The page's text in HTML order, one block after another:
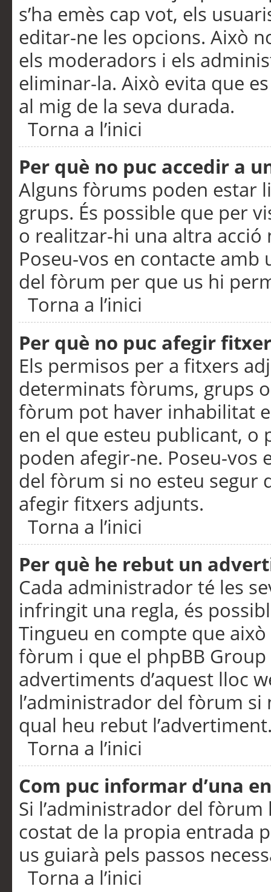
s’ha emès cap vot, els
editar-ne les opcions. Això
els moderadors i els
eliminar-la. Això evita que
al mig de la seva durada.
Torna a l’inici
Per què no puc accedir a
Alguns fòrums poden estar
grups. És possible que per
o realitzar-hi una altra acció
Poseu-vos en contacte
del fòrum per que us hi
Torna a l’inici
Per què no puc afegir
Els permisos per a fitxers
determinats fòrums, grups
fòrum pot haver inhabilitat
en el que esteu publicant,
poden afegir-ne. Poseu-vos
del fòrum si no esteu segur
afegir fitxers adjunts.
Torna a l’inici
Per què he rebut un
Cada administrador té les
infringit una regla, és
Tingueu en compte que
fòrum i que el phpBB
advertiments d’aquest lloc
l’administrador del fòrum
qual heu rebut
Torna a l’inici
Com puc informar d’una
Si l’administrador del
costat de la propia entrada
us guiarà pels passos
Torna a l’inici